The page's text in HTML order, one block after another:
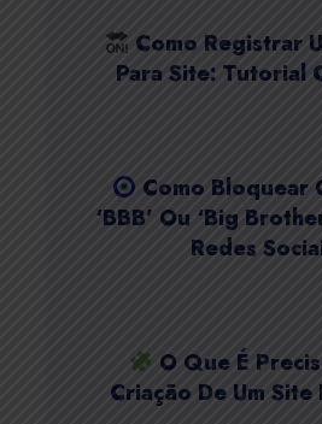
Como Registrar
Para Site: Tutorial
Como Bloquear
‘BBB’ Ou ‘Big
Redes
O Que É
Criação De Um